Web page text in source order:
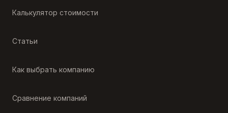
Калькулятор стоимости
Статьи
Как выбрать компанию
Сравнение компаний